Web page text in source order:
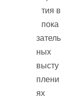
тия в
пока
затель
ных
высту
плени
ях